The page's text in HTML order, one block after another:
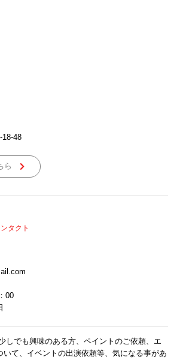
18-48
ら
タクト
00
しでも興味のある方、ペイントのご依頼、エ
いて、イベントの出演依頼等、気になる事があ